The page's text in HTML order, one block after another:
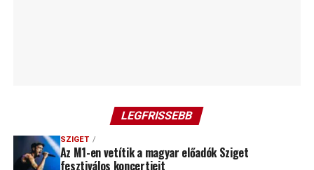
LEGFRISSEBB
SZIGET
Az M1-en vetítik a magyar előadók Sziget
fesztiválos koncertjeit